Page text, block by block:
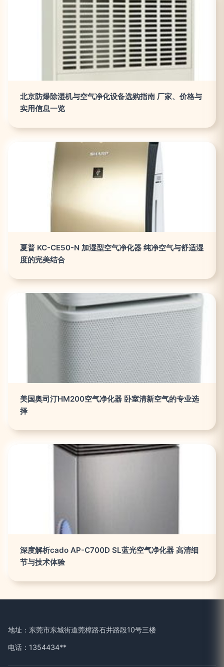
北京防爆除湿机与空气净化设备选购指南 厂家、价格与
实用信息一览
夏普 KC-CE50-N 加湿型空气净化器 纯净空气与舒适湿
度的完美结合
美国奥司汀HM200空气净化器 卧室清新空气的专业选
择
深度解析cado AP-C700D SL蓝光空气净化器 高清细
节与技术体验
地址：东莞市东城街道莞樟路石井路段10号三楼
电话：1354434**